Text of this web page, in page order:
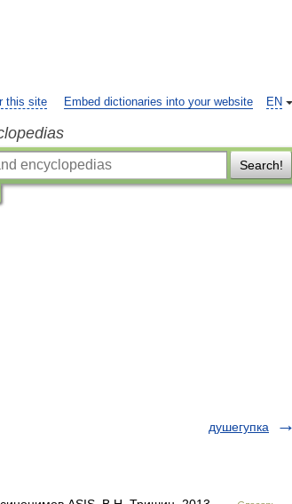
EN
this site Embed dictionaries into your website
Search!
душегупка